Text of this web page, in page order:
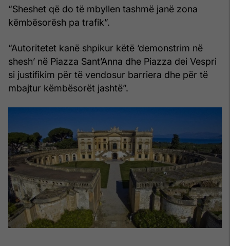
“Sheshet që do të mbyllen tashmë janë zona
këmbësorësh pa trafik”.
“Autoritetet kanë shpikur këtë ‘demonstrim në
shesh’ në Piazza Sant’Anna dhe Piazza dei Vespri
si justifikim për të vendosur barriera dhe për të
mbajtur këmbësorët jashtë”.